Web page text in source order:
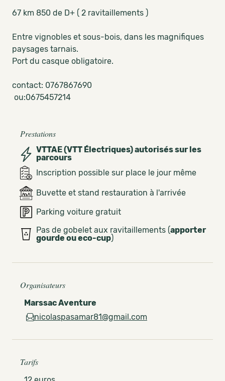
67 km 850 de D+ ( 2 ravitaillements )
Entre vignobles et sous-bois, dans les magnifiques
paysages tarnais.
Port du casque obligatoire.
contact: 0767867690
ou:0675457214
Prestations
VTTAE (VTT Électriques) autorisés sur les
parcours
Inscription possible sur place le jour même
Buvette et stand restauration à l'arrivée
Parking voiture gratuit
Pas de gobelet aux ravitaillements (apporter
gourde ou eco-cup)
Organisateurs
Marssac Aventure
nicolaspasamar81@gmail.com
Tarifs